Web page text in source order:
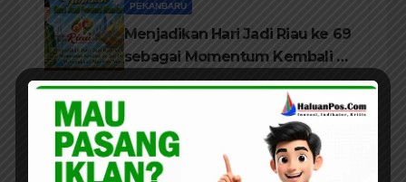
PEKANBARU
Menjadikan Hari Jadi Riau ke 69
sebagai Momentum Kembali ke
Jati Diri Melayu, Menegakkan
Marwah Negeri
Alumi Angkatan 1981 SMPN V
Pekanbaru Gelar Reuni Ke-45